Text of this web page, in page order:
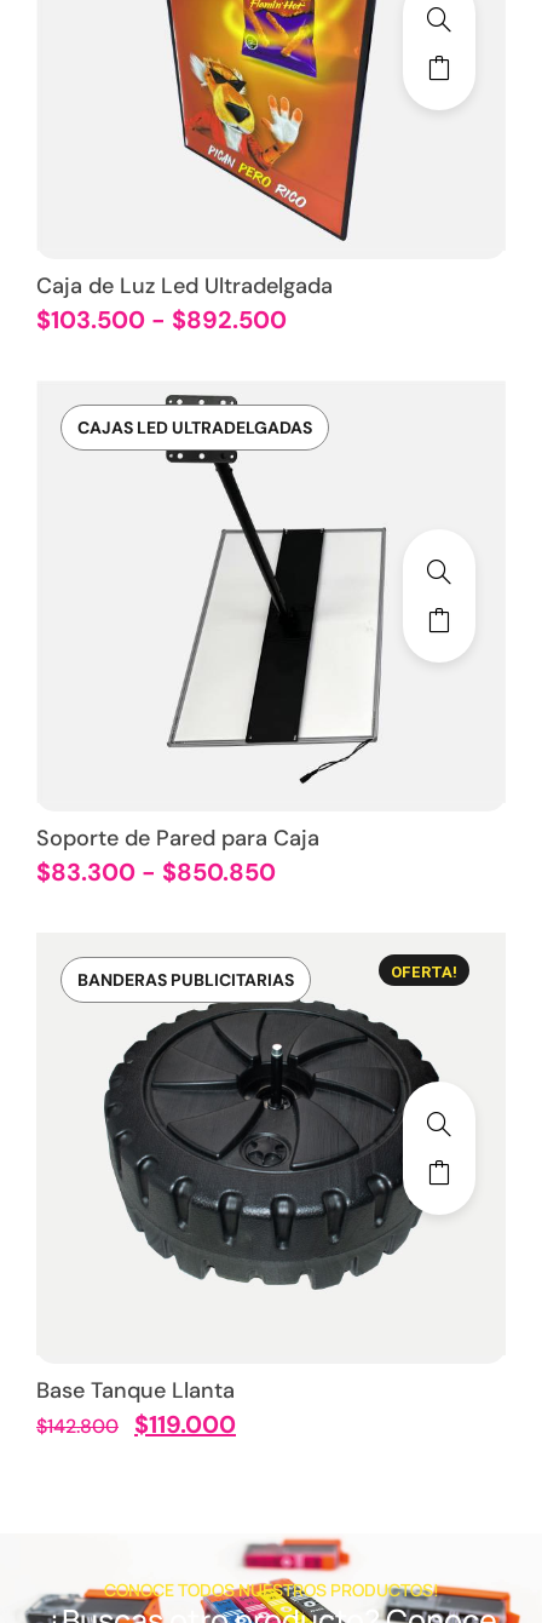
Caja de Luz Led Ultradelgada
$103.500 - $892.500
CAJAS LED ULTRADELGADAS
Soporte de Pared para Caja
$83.300 - $850.850
OFERTA!
BANDERAS PUBLICITARIAS
Base Tanque Llanta
$142.800 $119.000
CONOCE TODOS NUESTROS PRODUCTOS!